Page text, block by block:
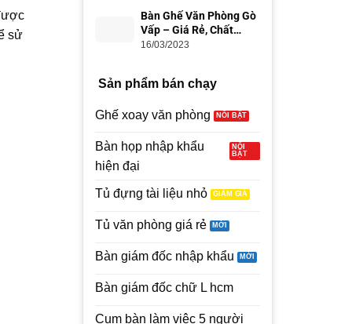
sử
Bàn Ghế Văn Phòng Gò
Vấp – Giá Rẻ, Chất
Lượng
16/03/2023
Sản phẩm bán chạy
Ghế xoay văn phòng
Bàn họp nhập khẩu
hiện đại
Tủ đựng tài liệu nhỏ
Tủ văn phòng giá rẻ
Bàn giám đốc nhập khẩu
Bàn giám đốc chữ L hcm
Cụm bàn làm việc 5 người